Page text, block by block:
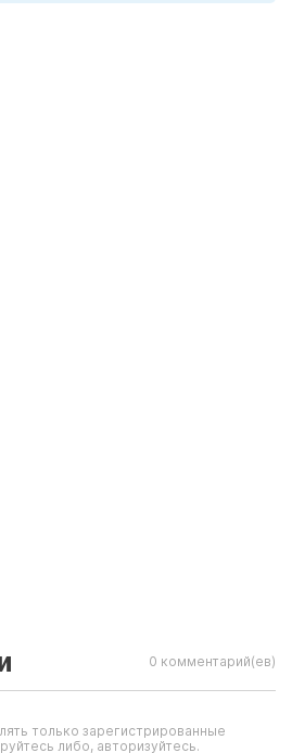
0 комментарий(ев)
только зарегистрированные
либо, авторизуйтесь.